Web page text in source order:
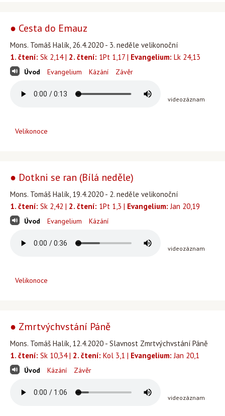
● Cesta do Emauz
Mons. Tomáš Halík, 26.4.2020 - 3. neděle velikonoční
1. čtení: Sk 2,14 | 2. čtení: 1Pt 1,17 | Evangelium: Lk 24,13
Úvod Evangelium Kázání Závěr
videozáznam
Velikonoce
● Dotkni se ran (Bílá neděle)
Mons. Tomáš Halík, 19.4.2020 - 2. neděle velikonoční
1. čtení: Sk 2,42 | 2. čtení: 1Pt 1,3 | Evangelium: Jan 20,19
Úvod Evangelium Kázání
videozáznam
Velikonoce
● Zmrtvýchvstání Páně
Mons. Tomáš Halík, 12.4.2020 - Slavnost Zmrtvýchvstání Páně
1. čtení: Sk 10,34 | 2. čtení: Kol 3,1 | Evangelium: Jan 20,1
Úvod Kázání Závěr
videozáznam